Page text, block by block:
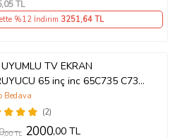
,05 TL
%12 İndirim 3251,64 TL
TV EKRAN
65 inç inc 65C735 C735
4K TV
(2)
Bedava
,00 TL 2000,00 TL